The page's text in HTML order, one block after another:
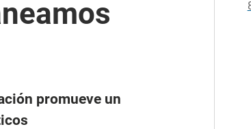
promueve un